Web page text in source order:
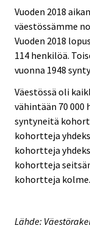
Vuoden 2018
väestössämme
Vuoden 2018
114 henkilöä.
vuonna 1948
Väestössä oli
vähintään 70 000
syntyneitä
kohortteja
kohortteja
kohortteja
kohortteja kolme.
Lähde: